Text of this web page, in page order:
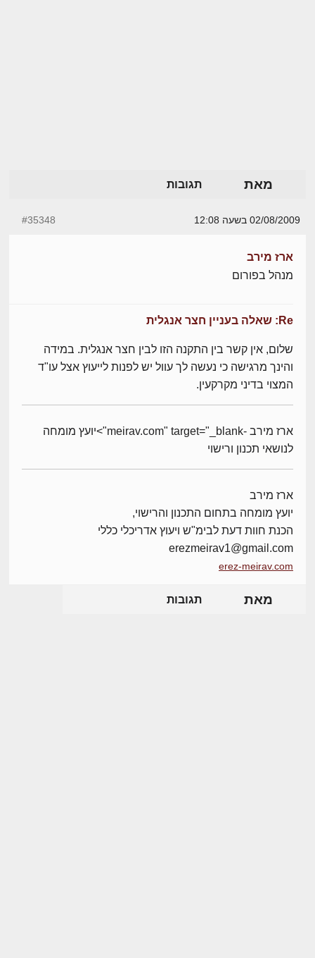
מאת תגובות
02/08/2009 בשעה 12:08 #35348
ארז מירב
מנהל בפורום
Re: שאלה בעניין חצר אנגלית
שלום, אין קשר בין התקנה הזו לבין חצר אנגלית. במידה
והינך מרגישה כי נעשה לך עוול יש לפנות לייעוץ אצל עו"ד
המצוי בדיני מקרקעין.
ארז מירב -meirav.com" target="_blank">יועץ מומחה
לנושאי תכנון ורישוי
ארז מירב
יועץ מומחה בתחום התכנון והרישוי,
הכנת חוות דעת לבימ"ש ויעוץ אדריכלי כללי
erezmeirav1@gmail.com
erez-meirav.com
מאת תגובות